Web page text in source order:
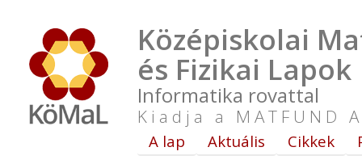
Középiskolai
és Fizikai Lapok
Informatika rovattal
Kiadja a MATFUND
A lap Aktuális Cikkek